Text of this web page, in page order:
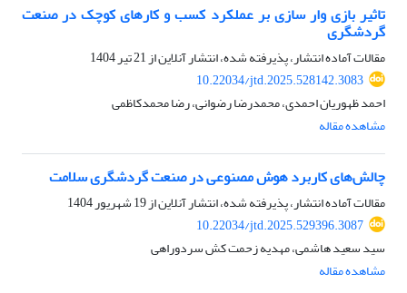
تاثیر بازی وار سازی بر عملکرد کسب و کارهای کوچک در صنعت
گردشگری
مقالات آماده انتشار، پذیرفته شده، انتشار آنلاین از21 تیر 1404
10.22034/jtd.2025.528142.3083
احمد ظهوریان احمدی، محمدرضا رضوانی، رضا محمدکاظمی
مشاهده مقاله
چالش‌های کاربرد هوش مصنوعی در صنعت گردشگری سلامت
مقالات آماده انتشار، پذیرفته شده، انتشار آنلاین از19 شهریور 1404
10.22034/jtd.2025.529396.3087
سید سعید هاشمی، مهدیه زحمت کش سردوراهی
مشاهده مقاله